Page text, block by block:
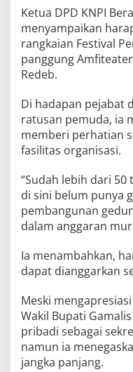
Ketua DPD KNPI
menyampaikan
rangkaian Festival
panggung
Redeb.
Di hadapan pejabat
ratusan pemuda, ia
memberi perhatian
fasilitas organisasi.
“Sudah lebih dari
di sini belum punya
pembangunan
dalam anggaran
Ia menambahkan,
dapat dianggarkan
Meski
Wakil Bupati
pribadi sebagai
namun ia
jangka panjang.